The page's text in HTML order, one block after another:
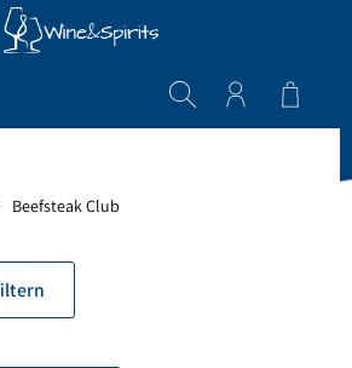
Beefsteak Club